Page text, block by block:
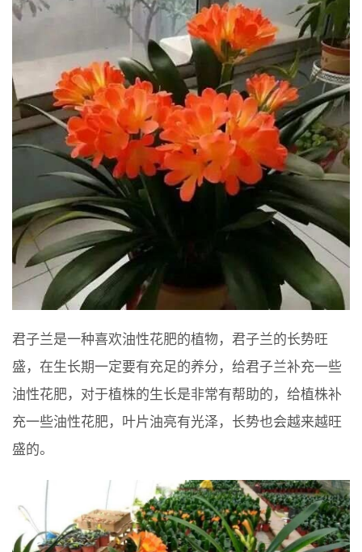
君子兰是一种喜欢油性花肥的植物，君子兰的长势旺
盛，在生长期一定要有充足的养分，给君子兰补充一些
油性花肥，对于植株的生长是非常有帮助的，给植株补
充一些油性花肥，叶片油亮有光泽，长势也会越来越旺
盛的。